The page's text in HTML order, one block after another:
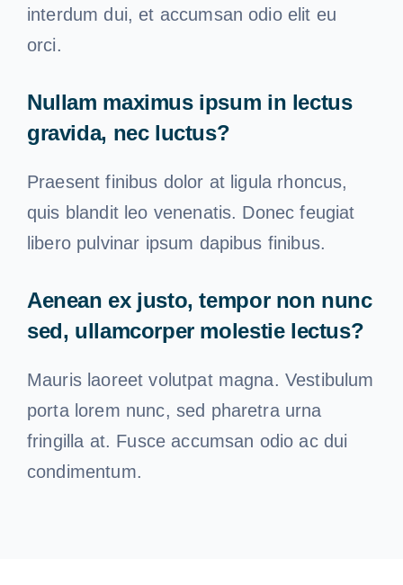
interdum dui, et accumsan odio elit eu
orci.
Nullam maximus ipsum in lectus
gravida, nec luctus?
Praesent finibus dolor at ligula rhoncus,
quis blandit leo venenatis. Donec feugiat
libero pulvinar ipsum dapibus finibus.
Aenean ex justo, tempor non nunc
sed, ullamcorper molestie lectus?
Mauris laoreet volutpat magna. Vestibulum
porta lorem nunc, sed pharetra urna
fringilla at. Fusce accumsan odio ac dui
condimentum.